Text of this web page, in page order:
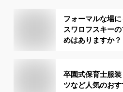
フォーマルな場に
スワロフスキー
めはありますか？
卒園式保育士服
ツなど人気のおす